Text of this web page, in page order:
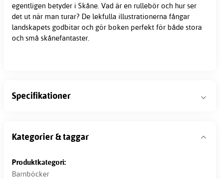
egentligen betyder i Skåne. Vad är en rullebör och hur ser
det ut när man turar? De lekfulla illustrationerna fångar
landskapets godbitar och gör boken perfekt för både stora
och små skånefantaster.
Specifikationer
Kategorier & taggar
Produktkategori:
Barnböcker